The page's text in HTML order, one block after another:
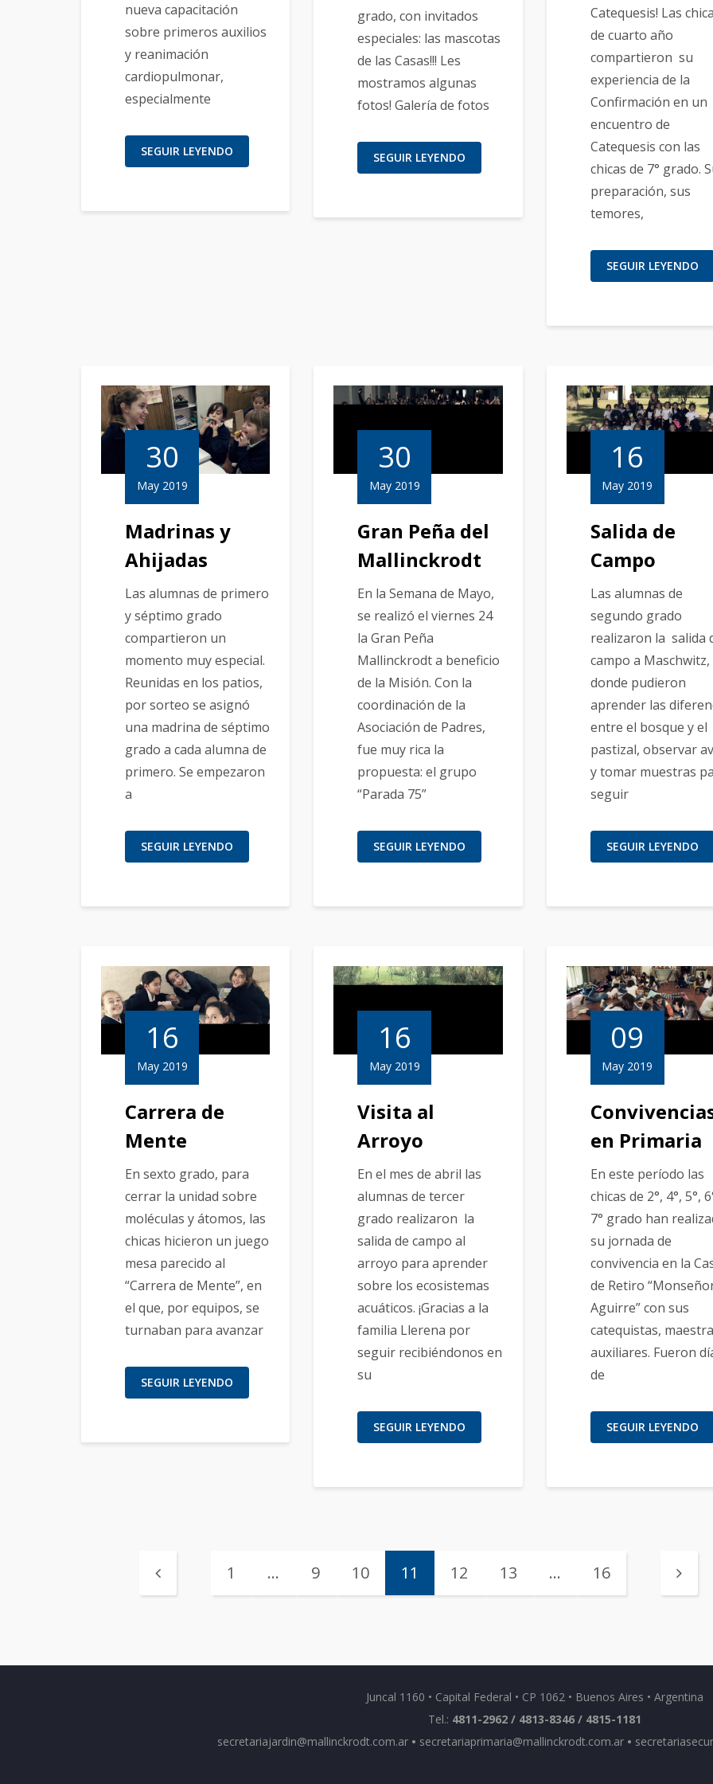
nueva capacitación
sobre primeros auxilios
y reanimación
cardiopulmonar,
especialmente
SEGUIR LEYENDO
grado, con invitados
especiales: las mascotas
de las Casas!!! Les
mostramos algunas
fotos! Galería de fotos
SEGUIR LEYENDO
Catequesis! Las
de cuarto año
compartieron su
experiencia de la
Confirmación en un
encuentro de
Catequesis con las
chicas de 7° grado.
preparación, sus
temores,
SEGUIR LEYENDO
30
May 2019
Madrinas y
Ahijadas
Las alumnas de primero
y séptimo grado
compartieron un
momento muy especial.
Reunidas en los patios,
por sorteo se asignó
una madrina de séptimo
grado a cada alumna de
primero. Se empezaron
a
SEGUIR LEYENDO
30
May 2019
Gran Peña del
Mallinckrodt
En la Semana de Mayo,
se realizó el viernes 24
la Gran Peña
Mallinckrodt a beneficio
de la Misión. Con la
coordinación de la
Asociación de Padres,
fue muy rica la
propuesta: el grupo
“Parada 75”
SEGUIR LEYENDO
16
May 2019
Salida de
Campo
Las alumnas de
segundo grado
realizaron la salida
campo a Maschwitz,
donde pudieron
aprender las
entre el bosque y el
pastizal, observar
y tomar muestras
seguir
SEGUIR LEYENDO
16
May 2019
Carrera de
Mente
En sexto grado, para
cerrar la unidad sobre
moléculas y átomos, las
chicas hicieron un juego
mesa parecido al
“Carrera de Mente”, en
el que, por equipos, se
turnaban para avanzar
SEGUIR LEYENDO
16
May 2019
Visita al
Arroyo
En el mes de abril las
alumnas de tercer
grado realizaron la
salida de campo al
arroyo para aprender
sobre los ecosistemas
acuáticos. ¡Gracias a la
familia Llerena por
seguir recibiéndonos en
su
SEGUIR LEYENDO
09
May 2019
en Primaria
En este período las
chicas de 2°, 4°, 5°,
7° grado han
su jornada de
convivencia en la
de Retiro
Aguirre” con sus
catequistas,
auxiliares. Fueron
de
SEGUIR LEYENDO
1 … 9 10 11 12 13 … 16
Juncal 1160 • Capital Federal • CP 1062 • Buenos Aires • Argentina
Tel.: 4811-2962 / 4813-8346 / 4815-1181
secretariajardin@mallinckrodt.com.ar • secretariaprimaria@mallinckrodt.com.ar •